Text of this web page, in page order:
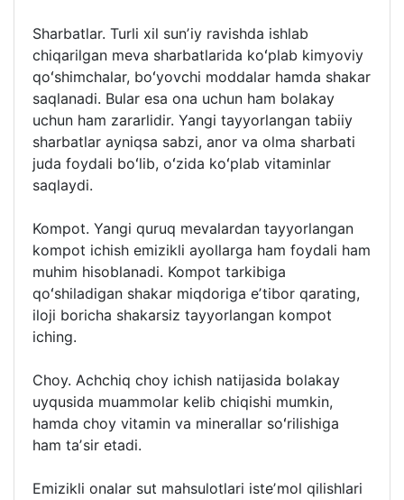
Sharbatlar. Turli xil sunʼiy ravishda ishlab
chiqarilgan meva sharbatlarida koʻplab kimyoviy
qoʻshimchalar, boʻyovchi moddalar hamda shakar
saqlanadi. Bular esa ona uchun ham bolakay
uchun ham zararlidir. Yangi tayyorlangan tabiiy
sharbatlar ayniqsa sabzi, anor va olma sharbati
juda foydali boʻlib, oʻzida koʻplab vitaminlar
saqlaydi.
Kompot. Yangi quruq mevalardan tayyorlangan
kompot ichish emizikli ayollarga ham foydali ham
muhim hisoblanadi. Kompot tarkibiga
qoʻshiladigan shakar miqdoriga eʼtibor qarating,
iloji boricha shakarsiz tayyorlangan kompot
iching.
Choy. Achchiq choy ichish natijasida bolakay
uyqusida muammolar kelib chiqishi mumkin,
hamda choy vitamin va minerallar soʻrilishiga
ham taʼsir etadi.
Emizikli onalar sut mahsulotlari isteʼmol qilishlari